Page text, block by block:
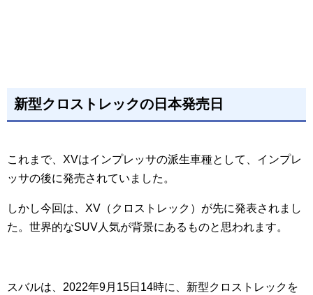
新型クロストレックの日本発売日
これまで、XVはインプレッサの派生車種として、インプレ
ッサの後に発売されていました。
しかし今回は、XV（クロストレック）が先に発表されまし
た。世界的なSUV人気が背景にあるものと思われます。
スバルは、2022年9月15日14時に、新型クロストレックを